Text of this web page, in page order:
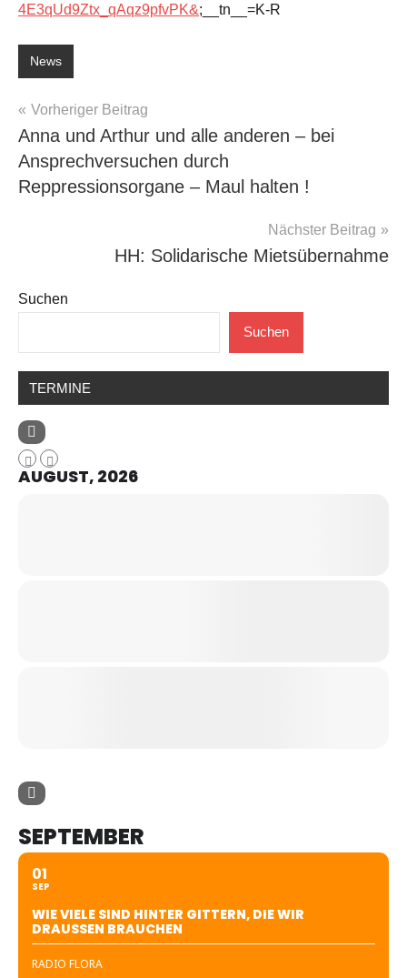
4E3qUd9Ztx_qAqz9pfvPK&;__tn__=K-R
News
Beitragsnavigation
Vorheriger Beitrag
Anna und Arthur und alle anderen – bei
Ansprechversuchen durch
Reppressionsorgane – Maul halten !
Nächster Beitrag
HH: Solidarische Mietsübernahme
Suchen
Suchen
TERMINE
AUGUST, 2026
SEPTEMBER
01
SEP
WIE VIELE SIND HINTER GITTERN, DIE WIR
DRAUSSEN BRAUCHEN
RADIO FLORA